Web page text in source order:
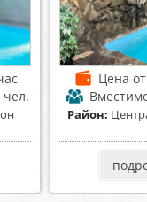
чел.
Цена
Район: